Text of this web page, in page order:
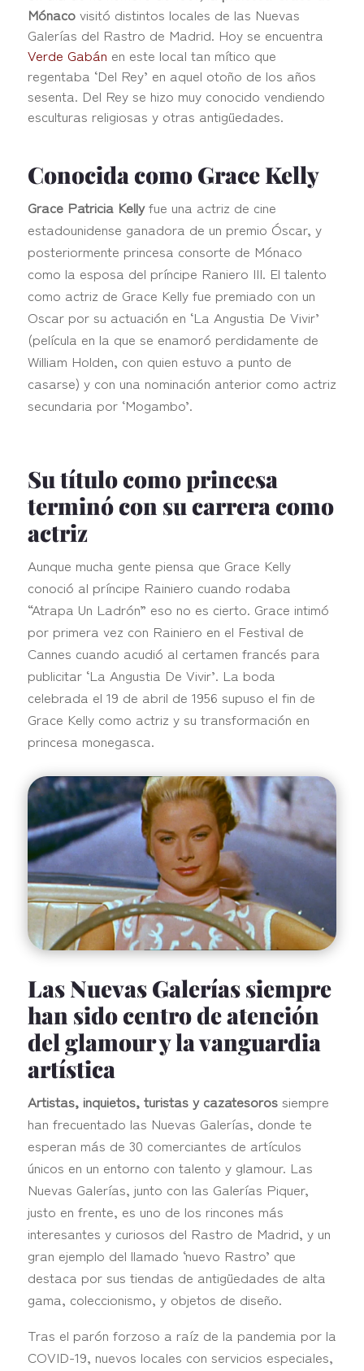
Mónacovisitó distintos locales de las Nuevas
Galerías del Rastro de Madrid. Hoy se encuentra
Verde Gabán en este local tan mítico que
regentaba ‘Del Rey’ en aquel otoño de los años
sesenta. Del Rey se hizo muy conocido vendiendo
esculturas religiosas y otras antigüedades.
Conocida como Grace Kelly
Grace Patricia Kellyfue una actriz de cine
estadounidense ganadora de un premio Óscar, y
posteriormente princesa consorte de Mónaco
como la esposa del príncipe Raniero III. El talento
como actriz de Grace Kelly fue premiado con un
Oscar por su actuación en ‘La Angustia De Vivir’
(película en la que se enamoró perdidamente de
William Holden, con quien estuvo a punto de
casarse) y con una nominación anterior como actriz
secundaria por ‘Mogambo’.
Su título como princesa
terminó con su carrera como
actriz
Aunque mucha gente piensa que Grace Kelly
conoció al príncipe Rainiero cuando rodaba
“Atrapa Un Ladrón” eso no es cierto. Grace intimó
por primera vez con Rainiero en el Festival de
Cannes cuando acudió al certamen francés para
publicitar ‘La Angustia De Vivir’. La boda
celebrada el 19 de abril de 1956 supuso el fin de
Grace Kelly como actriz y su transformación en
princesa monegasca.
Las Nuevas Galerías siempre
han sido centro de atención
del glamour y la vanguardia
artística
Artistas, inquietos, turistas y cazatesorossiempre
han frecuentado las Nuevas Galerías, donde te
esperan más de 30 comerciantes de artículos
únicos en un entorno con talento y glamour. Las
Nuevas Galerías, junto con las Galerías Piquer,
justo en frente, es uno de los rincones más
interesantes y curiosos del Rastro de Madrid, y un
gran ejemplo del llamado ‘nuevo Rastro’ que
destaca por sus tiendas de antigüedades de alta
gama, coleccionismo, y objetos de diseño.
Tras el parón forzoso a raíz de la pandemia por la
COVID-19, nuevos locales con servicios especiales,